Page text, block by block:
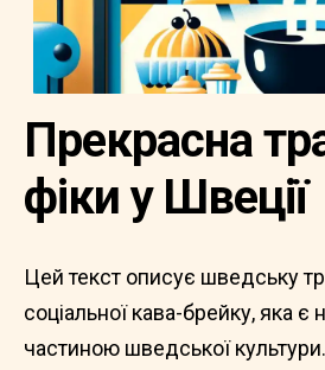
Прекрасна
фіки у Швеції
Цей текст описує шведську
соціальної кава-брейку, яка
частиною шведської